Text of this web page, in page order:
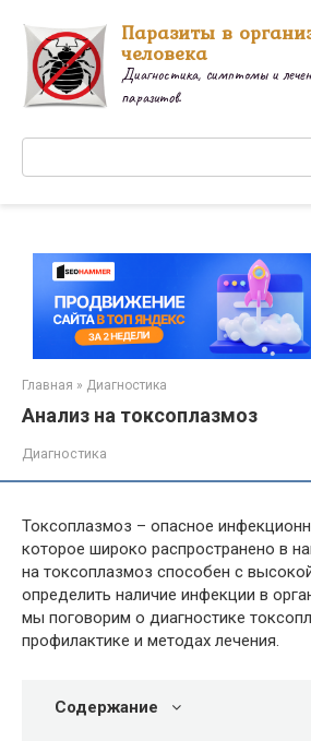
контенту
Паразиты в
человека
Диагностика, симптомы и
паразитов.
Главная » Диагностика
Анализ на токсоплазмоз
Диагностика
Токсоплазмоз – опасное
которое широко распространено в
на токсоплазмоз способен с
определить наличие инфекции в
мы поговорим о диагностике
профилактике и методах лечения.
Содержание